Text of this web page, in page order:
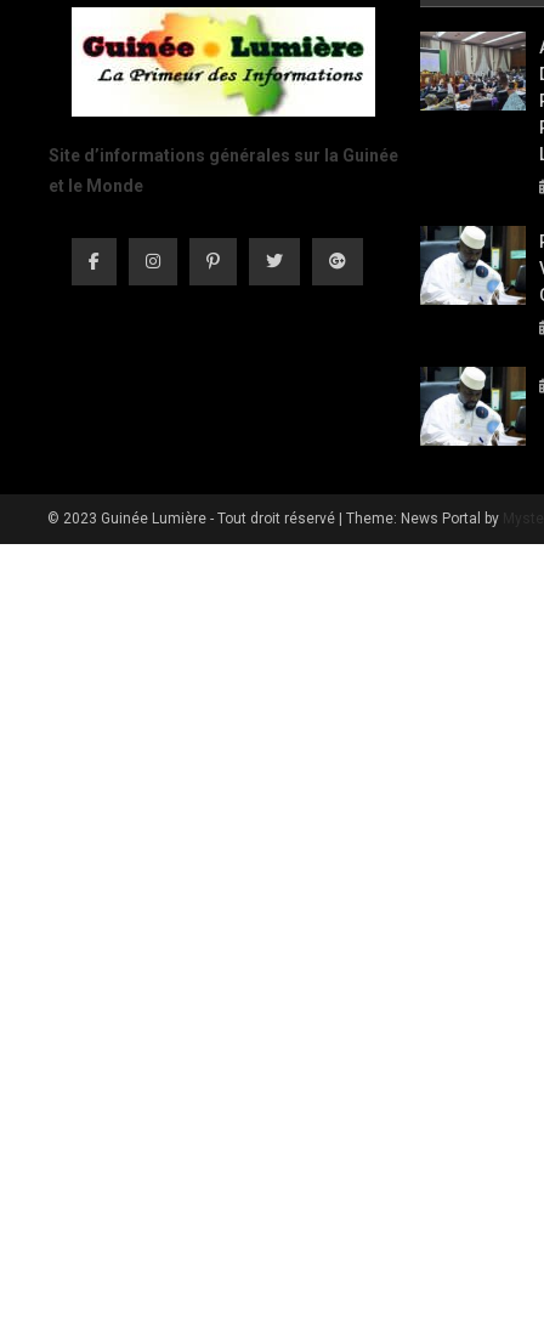
Site d’informations générales sur la Guinée
et le Monde
© 2023 Guinée Lumière - Tout droit réservé |Theme: News Portal by